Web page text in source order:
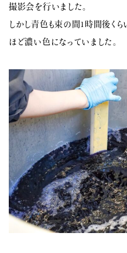
撮影会を行いました。
しかし青色も束の間1時間後く
ほど濃い色になっていました。